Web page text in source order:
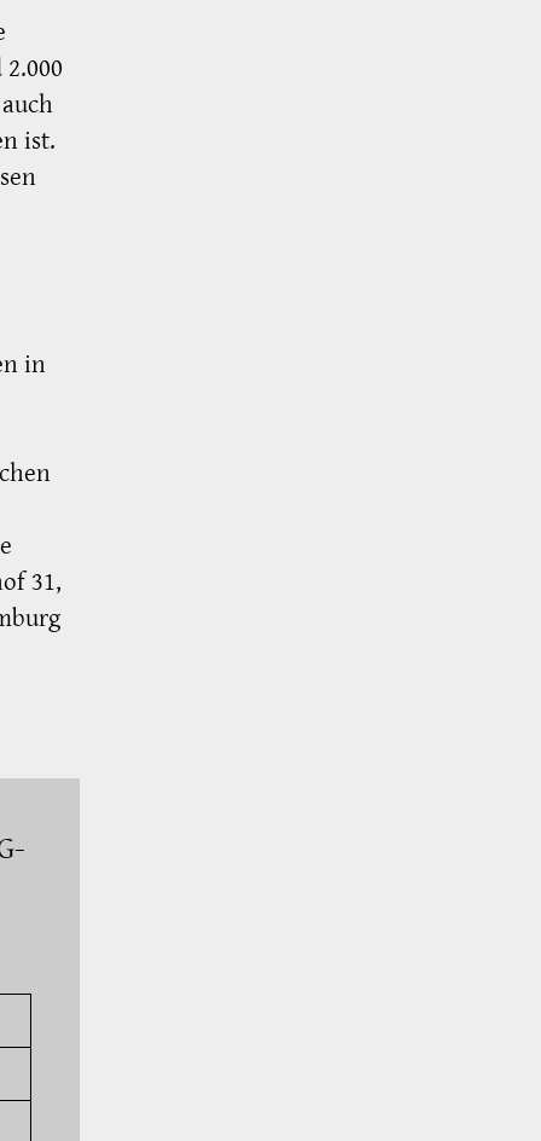
ist.
in
31,